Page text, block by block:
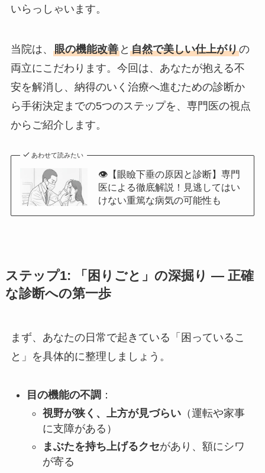
いらっしゃいます。
当院は、 眼の機能改善と 自然で美しい仕上がりの
両立にこだわります。今回は、あなたが抱える不
安を解消し、納得のいく治療へ進むための診断か
ら手術決定までの5つのステップを、専門医の視点
からご紹介します。
あわせて読みたい
👁️【眼瞼下垂の原因と診断】専門
医による徹底解説！見逃してはい
けない重篤な病気の可能性も
ステップ1: 「困りごと」の深掘り ―正確
な診断への第一歩
まず、あなたの日常で起きている「困っているこ
と」を具体的に整理しましょう。
目の機能の不調 ：
視野が狭く、上方が見づらい（運転や家事
に支障がある）
まぶたを持ち上げるクセがあり、額にシワ
が寄る